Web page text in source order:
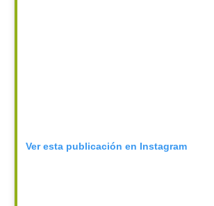
Ver esta publicación en Instagram